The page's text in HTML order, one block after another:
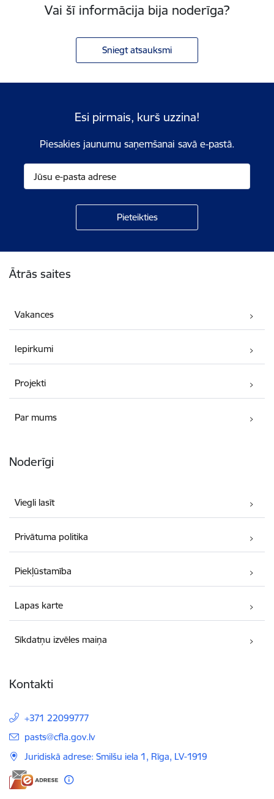
Vai šī informācija bija noderīga?
Sniegt atsauksmi
Esi pirmais, kurš uzzina!
Piesakies jaunumu saņemšanai savā e-pastā.
Ātrās saites
Vakances
Iepirkumi
Projekti
Par mums
Noderīgi
Viegli lasīt
Privātuma politika
Piekļūstamība
Lapas karte
Sīkdatņu izvēles maiņa
Kontakti
+371 22099777
E-pasts:
pasts@cfla.gov.lv
Juridiskā adrese: Smilšu iela 1, Rīga, LV-1919